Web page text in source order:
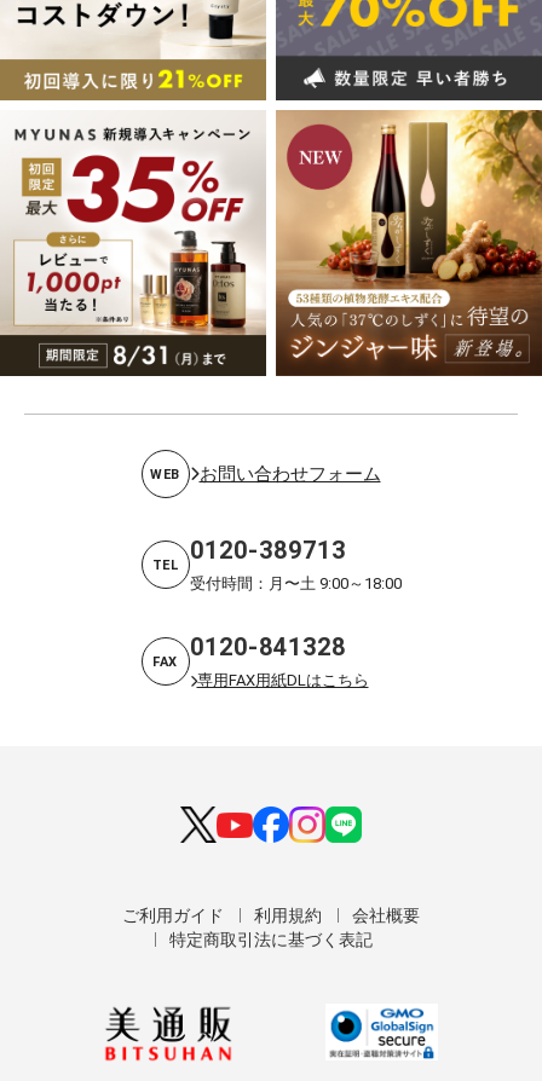
WEB お問い合わせフォーム
TEL 0120-389713
受付時間：月〜土 9:00～18:00
FAX 0120-841328
専用FAX用紙DLはこちら
ご利用ガイド 利用規約
会社概要
特定商取引法に基づく表記